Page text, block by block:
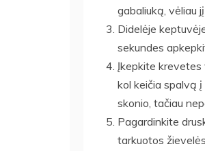
gabaliuką, vėliau
Didelėje
sekundes
Įkepkite krevetes
kol keičia spalvą
skonio, tačiau
Pagardinkite
tarkuotos